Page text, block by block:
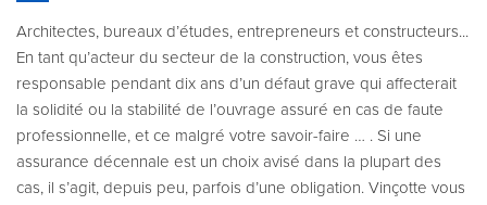
Architectes, bureaux d’études, entrepreneurs et constructeurs...
En tant qu’acteur du secteur de la construction, vous êtes
responsable pendant dix ans d’un défaut grave qui affecterait
la solidité ou la stabilité de l’ouvrage assuré en cas de faute
professionnelle, et ce malgré votre savoir-faire … . Si une
assurance décennale est un choix avisé dans la plupart des
cas, il s’agit, depuis peu, parfois d’une obligation. Vinçotte vous